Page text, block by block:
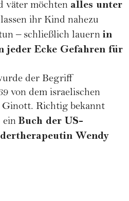
väter möchten alles unter
ihr Kind nahezu
– schließlich lauern in
jeder Ecke Gefahren für
der Begriff
von dem israelischen
Ginott. Richtig bekannt
ein Buch der US-
Wendy